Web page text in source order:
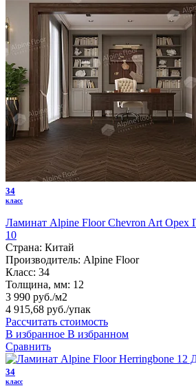
34
класс
Ламинат Alpine Floor Chevron Art Орех
10
Страна: Китай
Производитель: Alpine Floor
Класс: 34
Толщина, мм: 12
3 990 руб./м2
4 915,68 руб./упак
Рассчитать стоимость
В избранное В избранном
Сравнить
34
класс